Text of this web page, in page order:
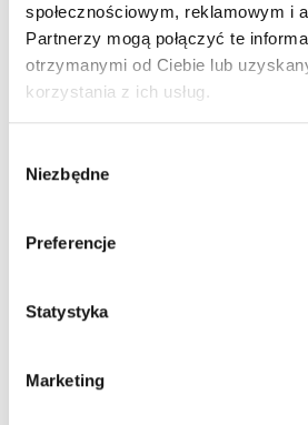
społecznościowym, reklamowym i
Partnerzy mogą połączyć te
otrzymanymi od Ciebie lub
korzystania z ich usług.
zgody
Niezbędne
Preferencje
Statystyka
Marketing